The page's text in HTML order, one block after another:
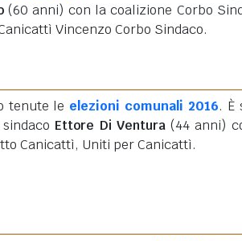
(60 anni) con la coalizione Corbo
Vincenzo Corbo Sindaco.
tenute le elezioni comunali 2016. È
Ettore Di Ventura (44 anni)
Canicattì, Uniti per Canicattì.